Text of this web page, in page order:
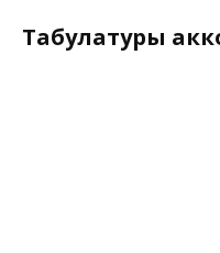
Табулатуры